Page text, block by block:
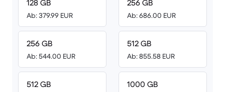
128 GB
Ab: 379.99 EUR
256 GB
Ab: 544.00 EUR
512 GB
256 GB
Ab: 686.00 EUR
512 GB
Ab: 855.58 EUR
1000 GB